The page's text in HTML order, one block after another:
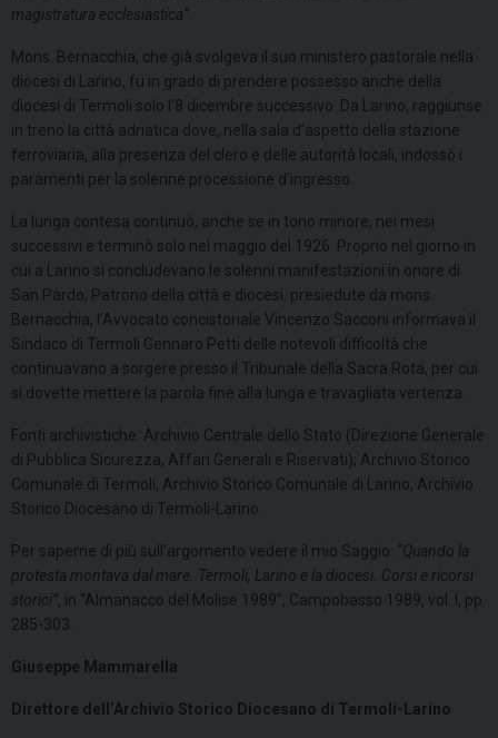
magistratura ecclesiastica”
Mons. Bernacchia, che già svolgeva il suo ministero pastorale nella
diocesi di Larino, fu in grado di prendere possesso anche della
diocesi di Termoli solo l’8 dicembre successivo. Da Larino, raggiunse
in treno la città adriatica dove, nella sala d’aspetto della stazione
ferroviaria, alla presenza del clero e delle autorità locali, indossò i
paramenti per la solenne processione d’ingresso.
La lunga contesa continuò, anche se in tono minore, nei mesi
successivi e terminò solo nel maggio del 1926. Proprio nel giorno in
cui a Larino si concludevano le solenni manifestazioni in onore di
San Pardo, Patrono della città e diocesi, presiedute da mons.
Bernacchia, l’Avvocato concistoriale Vincenzo Sacconi informava il
Sindaco di Termoli Gennaro Petti delle notevoli difficoltà che
continuavano a sorgere presso il Tribunale della Sacra Rota, per cui
si dovette mettere la parola fine alla lunga e travagliata vertenza.
Fonti archivistiche: Archivio Centrale dello Stato (Direzione Generale
di Pubblica Sicurezza, Affari Generali e Riservati); Archivio Storico
Comunale di Termoli; Archivio Storico Comunale di Larino; Archivio
Storico Diocesano di Termoli-Larino.
Per saperne di più sull’argomento vedere il mio Saggio: “Quando la
protesta montava dal mare. Termoli, Larino e la diocesi. Corsi e ricorsi
storici”, in “Almanacco del Molise 1989”, Campobasso 1989, vol. I, pp.
285-303.
Giuseppe Mammarella
Direttore dell’Archivio Storico Diocesano di Termoli-Larino